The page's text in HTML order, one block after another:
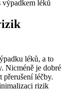
léků, a to
Nicméně je dobré
přerušení léčby.
rizik